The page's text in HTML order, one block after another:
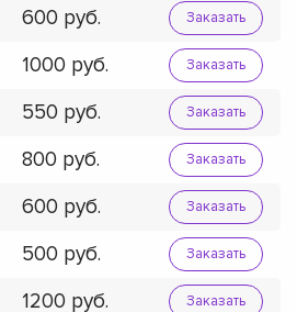
600 Заказать
1000 Заказать
550 Заказать
800 Заказать
600 Заказать
500 Заказать
1200 Заказать